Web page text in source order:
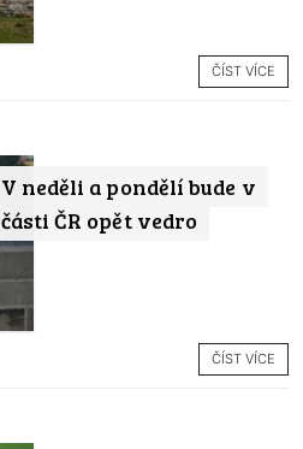
ČÍST VÍCE
V neděli a pondělí bude v
části ČR opět vedro
ČÍST VÍCE